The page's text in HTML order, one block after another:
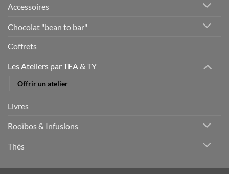
Accessoires
Chocolat "bean to bar"
Coffrets
Les Ateliers par TEA & TY
Offrir un atelier
Livres
Rooïbos & Infusions
Thés